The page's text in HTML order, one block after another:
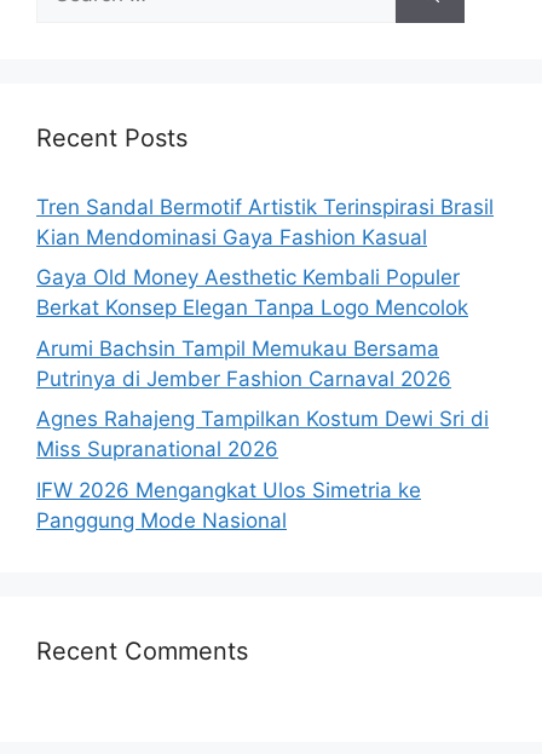
for:
Recent Posts
Tren Sandal Bermotif Artistik Terinspirasi Brasil
Kian Mendominasi Gaya Fashion Kasual
Gaya Old Money Aesthetic Kembali Populer
Berkat Konsep Elegan Tanpa Logo Mencolok
Arumi Bachsin Tampil Memukau Bersama
Putrinya di Jember Fashion Carnaval 2026
Agnes Rahajeng Tampilkan Kostum Dewi Sri di
Miss Supranational 2026
IFW 2026 Mengangkat Ulos Simetria ke
Panggung Mode Nasional
Recent Comments